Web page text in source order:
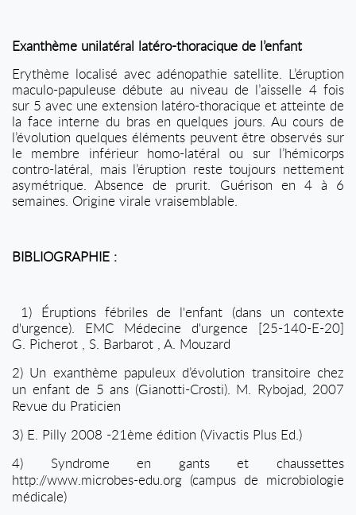
Exanthème unilatéral latéro-thoracique de l’enfant
Erythème localisé avec adénopathie satellite. L’éruption
maculo-papuleuse débute au niveau de l’aisselle 4 fois
sur 5 avec une extension latéro-thoracique et atteinte de
la face interne du bras en quelques jours. Au cours de
l’évolution quelques éléments peuvent être observés sur
le membre inférieur homo-latéral ou sur l’hémicorps
contro-latéral, mais l’éruption reste toujours nettement
asymétrique. Absence de prurit. Guérison en 4 à 6
semaines. Origine virale vraisemblable.
BIBLIOGRAPHIE :
1) Éruptions fébriles de l'enfant (dans un contexte
d'urgence). EMC Médecine d'urgence [25-140-E-20]
G. Picherot , S. Barbarot , A. Mouzard
2) Un exanthème papuleux d’évolution transitoire chez
un enfant de 5 ans (Gianotti-Crosti). M. Rybojad, 2007
Revue du Praticien
3) E. Pilly 2008 -21ème édition (Vivactis Plus Ed.)
4) Syndrome en gants et chaussettes
http://www.microbes-edu.org (campus de microbiologie
médicale)